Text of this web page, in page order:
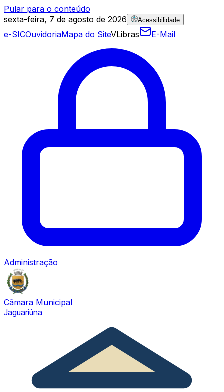
Pular para o conteúdo
sexta-feira, 7 de agosto de 2026
Acessibilidade
e-SICOuvidoriaMapa do SiteVLibras E-Mail
Administração
Câmara Municipal
Jaguariúna